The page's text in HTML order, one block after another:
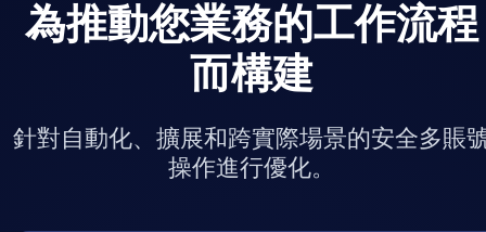
為推動您業務的工作流程
而構建
針對自動化、擴展和跨實際場景的安全多賬
操作進行優化。